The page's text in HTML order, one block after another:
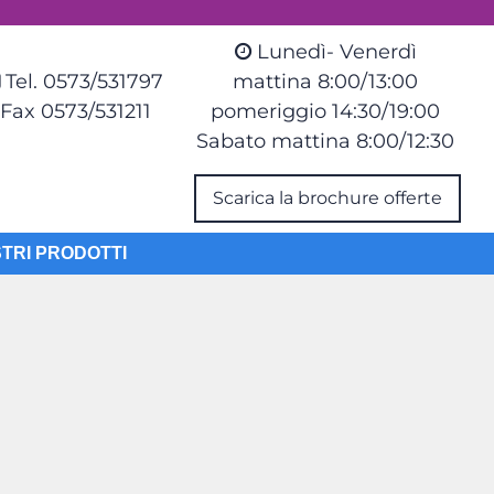
Tel. 0573/531797
Fax 0573/531211
Lunedì- Venerdì
mattina 8:00/13:00
pomeriggio 14:30/19:00
Sabato mattina 8:00/12:30
Scarica la brochure offerte
PRODOTTI